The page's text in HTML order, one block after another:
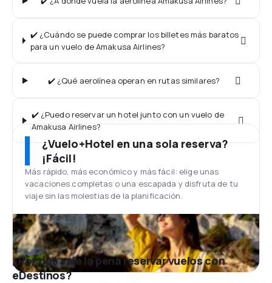
✔️ ¿Cuándo se puede comprar los billetes más baratos
para un vuelo de Amakusa Airlines?
✔️ ¿Qué aerolínea operan en rutas similares?
✔️ ¿Puedo reservar un hotel junto con un vuelo de
Amakusa Airlines?
¿Vuelo+Hotel en una sola reserva?
¡Fácil!
Más rápido, más económico y más fácil: elige unas
vacaciones completas o una escapada y disfruta de tu
viaje sin las molestias de la planificación.
¿Por qué vale la pena reservar vuelos con
eDestinos?